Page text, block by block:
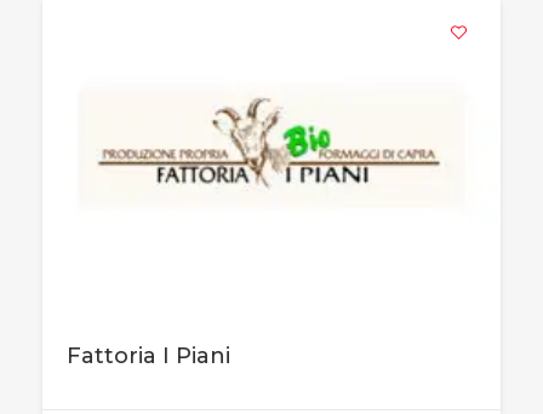
Fattoria I Piani